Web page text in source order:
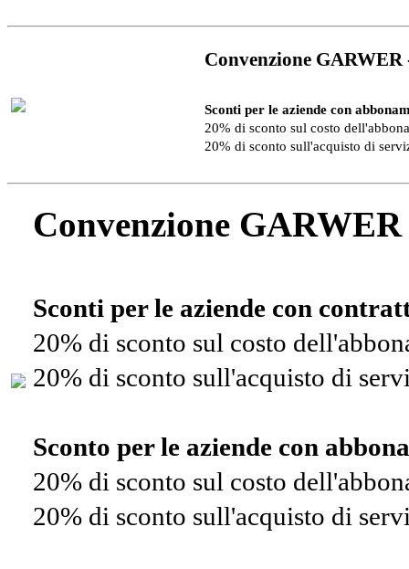
Convenzione
Sconti per le aziende con
20% di sconto sul costo
20% di sconto sull'acquisto di
Convenzione
Sconti per le aziende con
20% di sconto sul costo
20% di sconto sull'acquisto di
Sconto per le aziende con
20% di sconto sul costo
20% di sconto sull'acquisto di